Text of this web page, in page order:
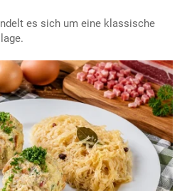
es sich um eine klassische